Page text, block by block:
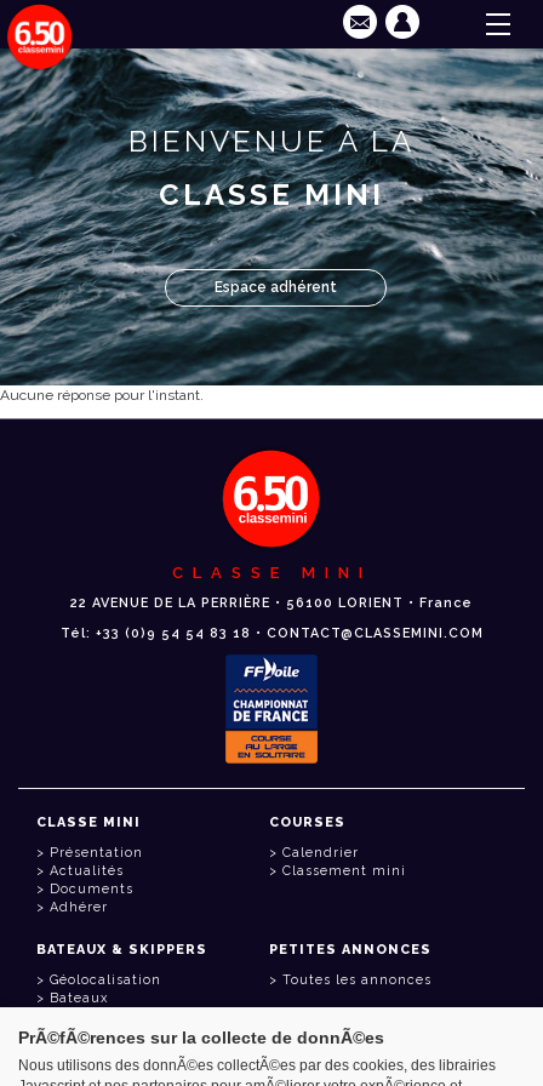
BIENVENUE À LA
CLASSE MINI
Espace adhérent
Aucune réponse pour l'instant.
CLASSE MINI
22 AVENUE DE LA PERRIÈRE • 56100 LORIENT • France
Tél: +33 (0)9 54 54 83 18 • CONTACT@CLASSEMINI.COM
CLASSE MINI
Présentation
Actualités
Documents
Adhérer
COURSES
Calendrier
Classement mini
BATEAUX & SKIPPERS
Géolocalisation
Bateaux
PETITES ANNONCES
Toutes les annonces
LIENS UTILES
PrÃ©fÃ©rences sur la collecte de donnÃ©es
Nous utilisons des donnÃ©es collectÃ©es par des cookies, des librairies